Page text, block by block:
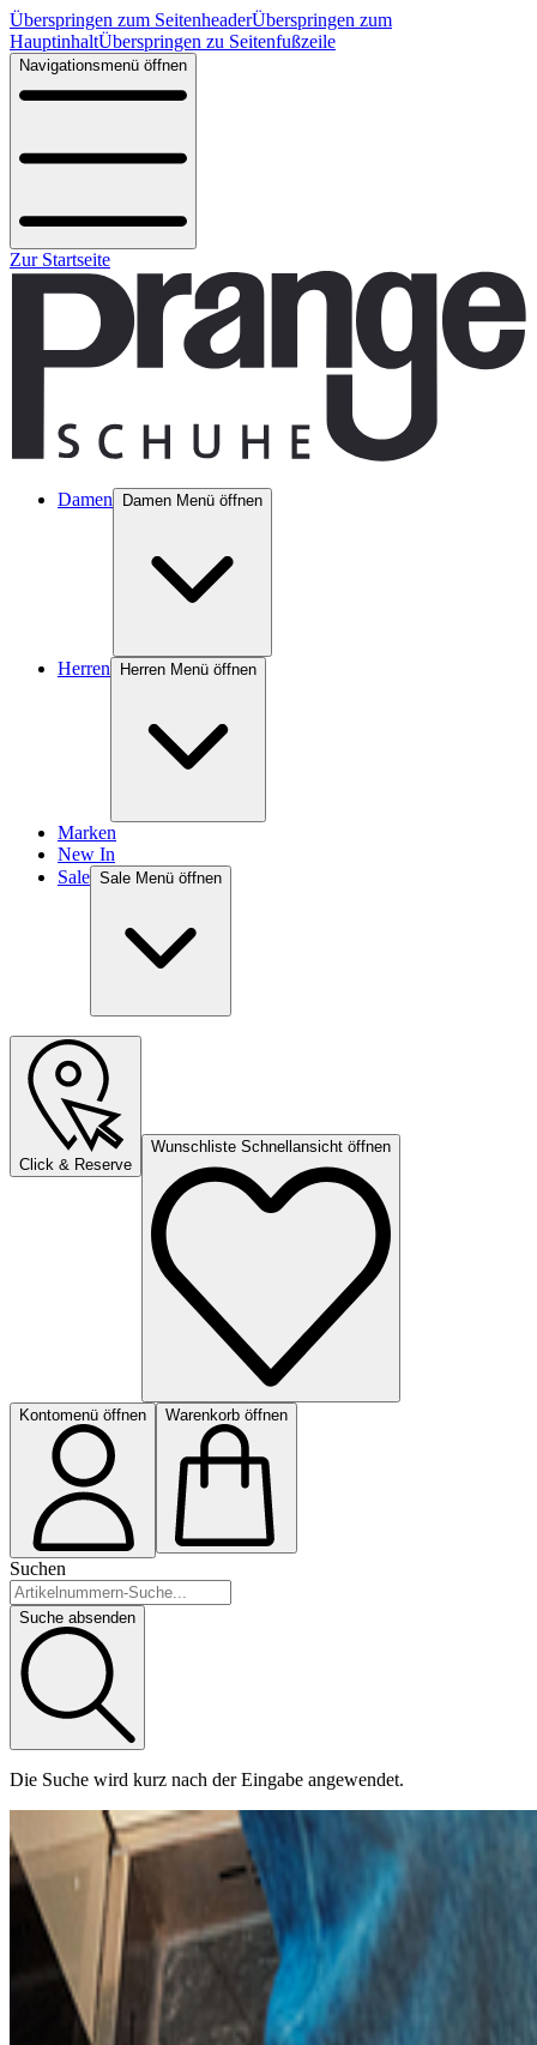
Überspringen zum SeitenheaderÜberspringen zum
HauptinhaltÜberspringen zu Seitenfußzeile
Navigationsmenü öffnen
Zur Startseite
Damen Damen Menü öffnen
Herren Herren Menü öffnen
Marken
New In
Sale Sale Menü öffnen
Click & Reserve
Wunschliste Schnellansicht öffnen
Kontomenü öffnen Warenkorb öffnen
Suchen
Suche absenden
Die Suche wird kurz nach der Eingabe angewendet.